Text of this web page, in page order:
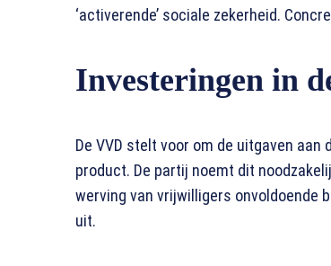
‘activerende’ sociale zekerheid.
Investeringen in
De VVD stelt voor om de uitgaven
product. De partij noemt dit
werving van vrijwilligers onvoldoende
uit.